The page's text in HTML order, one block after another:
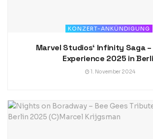
KONZERT-ANKÜNDIGUNG
Marvel Studios‘ Infinity Saga
Experience 2025 in
1. November 2024